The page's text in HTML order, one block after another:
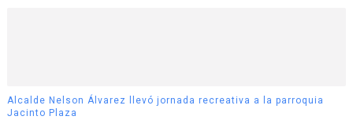
Alcalde Nelson Álvarez llevó jornada recreativa a la parroquia
Jacinto Plaza